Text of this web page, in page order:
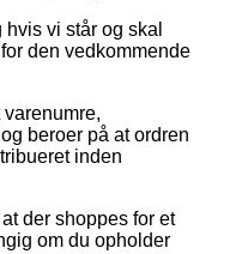
vi står og skal
den vedkommende
beroer på at ordren
inden
der shoppes for et
om du opholder